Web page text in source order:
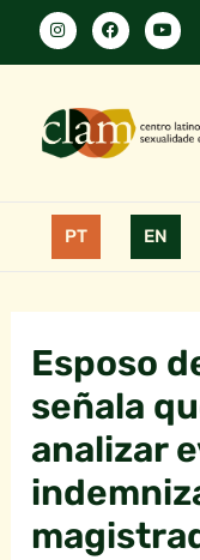
PT EN
Esposo
señala
analizar